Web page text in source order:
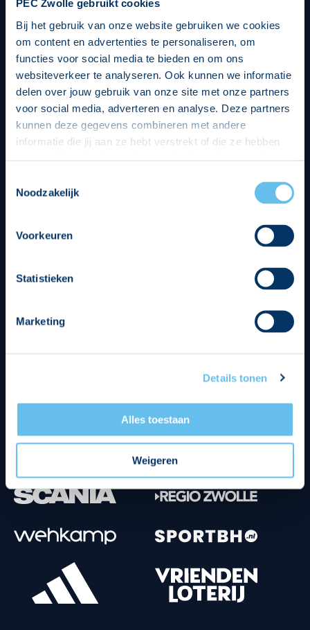
PEC Zwolle gebruikt cookies
Bij het gebruik van onze website gebruiken we cookies
om content en advertenties te personaliseren, om
functies voor social media te bieden en om ons
websiteverkeer te analyseren. Ook kunnen we informatie
delen over jouw gebruik van onze site met onze partners
voor social media, adverteren en analyse. Deze partners
kunnen deze gegevens combineren met andere
informatie die jij aan ze hebt verstrekt of die ze hebben
op een veilige en integere wijze. Je kunt je toestemming
beheren op de privacy- en cookieverklaring pagina.
Noodzakelijk
Voorkeuren
Statistieken
Marketing
Details tonen
Alles toestaan
Weigeren